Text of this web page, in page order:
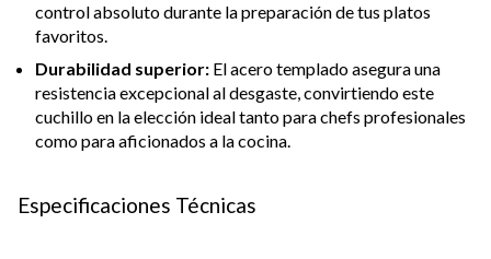
control absoluto durante la preparación de tus platos
favoritos.
Durabilidad superior: El acero templado asegura una
resistencia excepcional al desgaste, convirtiendo este
cuchillo en la elección ideal tanto para chefs profesionales
como para aficionados a la cocina.
Especificaciones Técnicas